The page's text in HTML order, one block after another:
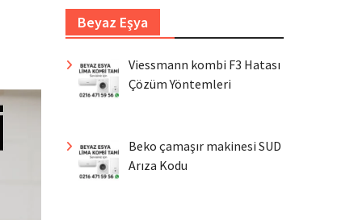
Beyaz Eşya
Viessmann kombi F3 Hatası
Çözüm Yöntemleri
Beko çamaşır makinesi SUD
Arıza Kodu